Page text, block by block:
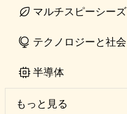
マルチスピーシーズ
テクノロジーと社会
半導体
もっと見る